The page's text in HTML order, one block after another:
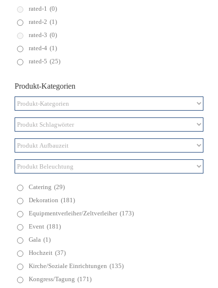
rated-1 (0)
rated-2 (1)
rated-3 (0)
rated-4 (1)
rated-5 (25)
Produkt-Kategorien
Catering (29)
Dekoration (181)
Equipmentverleiher/Zeltverleiher (173)
Event (181)
Gala (1)
Hochzeit (37)
Kirche/Soziale Einrichtungen (135)
Kongress/Tagung (171)